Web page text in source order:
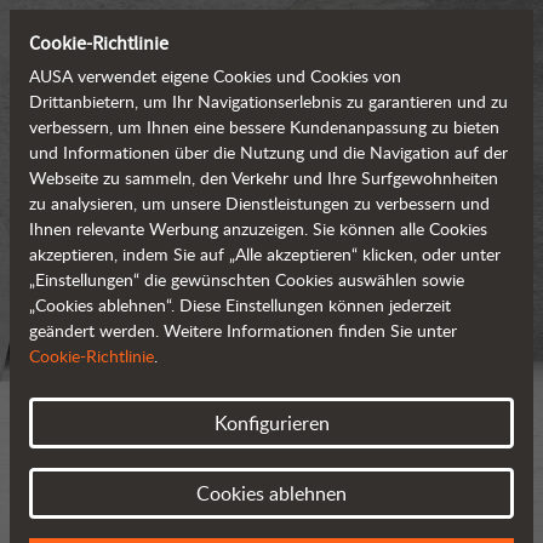
Cookie-Richtlinie
AUSA verwendet eigene Cookies und Cookies von
Drittanbietern, um Ihr Navigationserlebnis zu garantieren und zu
verbessern, um Ihnen eine bessere Kundenanpassung zu bieten
und Informationen über die Nutzung und die Navigation auf der
Webseite zu sammeln, den Verkehr und Ihre Surfgewohnheiten
zu analysieren, um unsere Dienstleistungen zu verbessern und
Ihnen relevante Werbung anzuzeigen. Sie können alle Cookies
akzeptieren, indem Sie auf „Alle akzeptieren“ klicken, oder unter
„Einstellungen“ die gewünschten Cookies auswählen sowie
„Cookies ablehnen“. Diese Einstellungen können jederzeit
geändert werden. Weitere Informationen finden Sie unter
Cookie-Richtlinie.
Konfigurieren
Cookies ablehnen